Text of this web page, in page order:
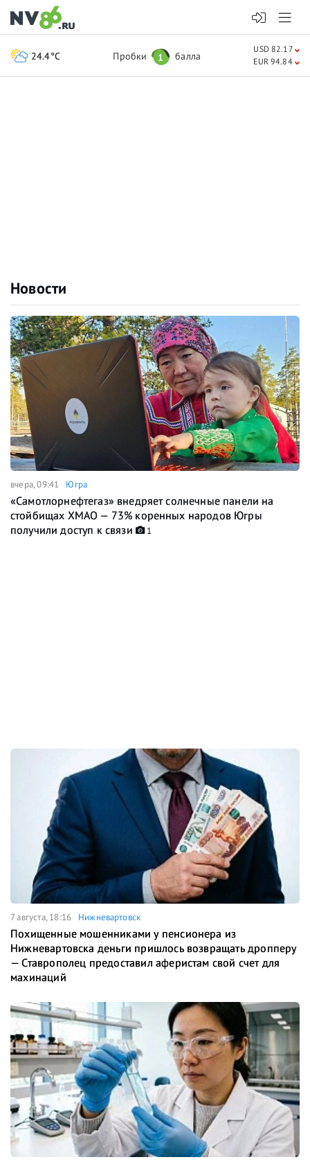
Новости
вчера, 09:41 Югра
«Самотлорнефтегаз» внедряет солнечные панели на
стойбищах ХМАО — 73% коренных народов Югры
получили доступ к связи
1
7 августа, 18:16 Нижневартовск
Похищенные мошенниками у пенсионера из
Нижневартовска деньги пришлось возвращать дропперу
— Ставрополец предоставил аферистам свой счет для
махинаций
24.4°C Пробки 1 балла
USD 82.17
EUR 94.84